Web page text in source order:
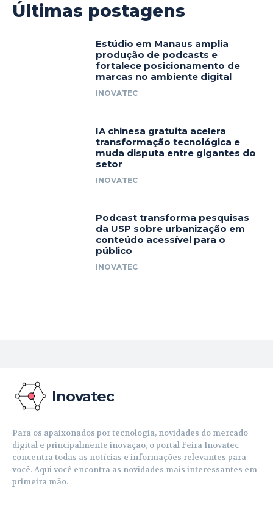
Últimas postagens
Estúdio em Manaus amplia
produção de podcasts e
fortalece posicionamento de
marcas no ambiente digital
INOVATEC
IA chinesa gratuita acelera
transformação tecnológica e
muda disputa entre gigantes do
setor
INOVATEC
Podcast transforma pesquisas
da USP sobre urbanização em
conteúdo acessível para o
público
INOVATEC
Inovatec
Para os apaixonados por tecnologia, novidades do mercado
digital e principalmente inovação, o portal Feira Inovatec
concentra todas as notícias e informações relevantes para
você. Aqui você encontra as novidades mais interessantes em
primeira mão.